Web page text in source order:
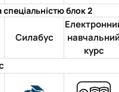
блок 2
Силабус
курс